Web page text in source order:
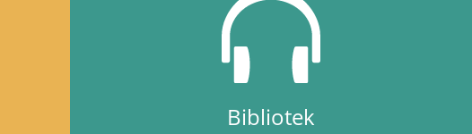
Bibliotek